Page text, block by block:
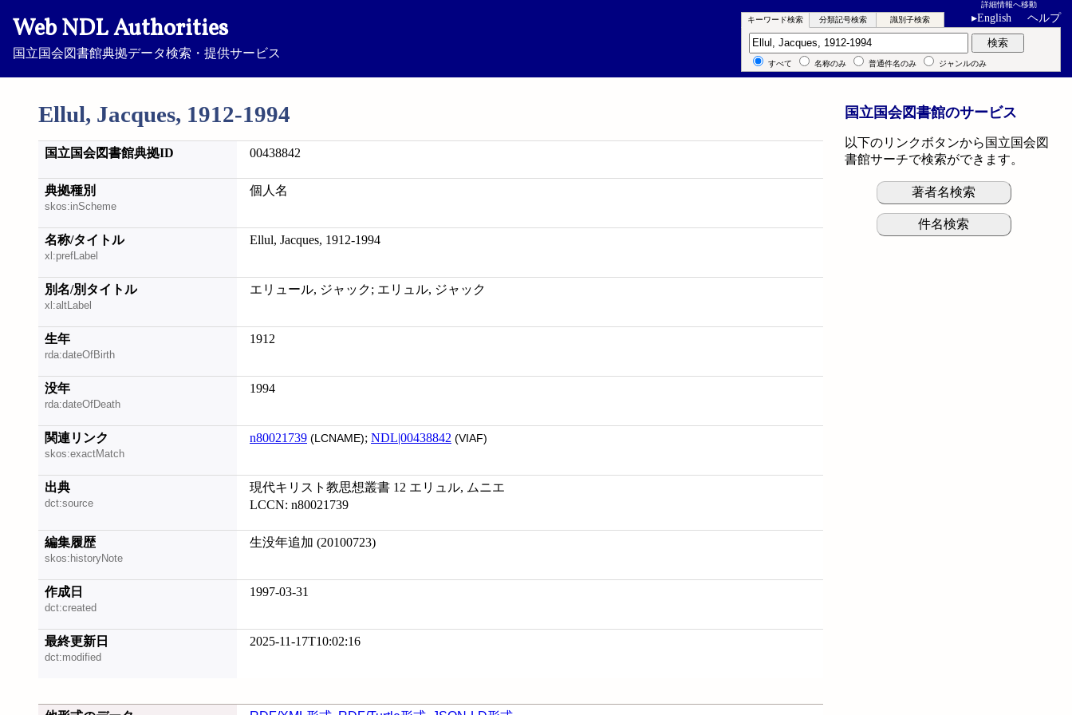
Web NDL Authorities
国立国会図書館典拠データ検索・提供サービス
詳細情報へ移動
▸English ヘルプ
Ellul, Jacques, 1912-1994
キーワード検索 分類記号検索 識別子検索
キーワード検索 検索
すべて 名称のみ 普通件名のみ ジャンルのみ
国立国会図書館典拠ID 00438842
典拠種別
skos:inScheme
個人名
名称/タイトル
xl:prefLabel
Ellul, Jacques, 1912-1994
別名/別タイトル
xl:altLabel
エリュール, ジャック; エリュル, ジャック
生年
rda:dateOfBirth
1912
没年
rda:dateOfDeath
1994
関連リンク
skos:exactMatch
n80021739 (LCNAME); NDL|00438842 (VIAF)
出典
dct:source
現代キリスト教思想叢書 12 エリュル, ムニエ
LCCN: n80021739
編集履歴
skos:historyNote
生没年追加 (20100723)
作成日
dct:created
1997-03-31
最終更新日
dct:modified
2025-11-17T10:02:16
国立国会図書館のサービス
以下のリンクボタンから国立国会図
書館サーチで検索ができます。
著者名検索
件名検索